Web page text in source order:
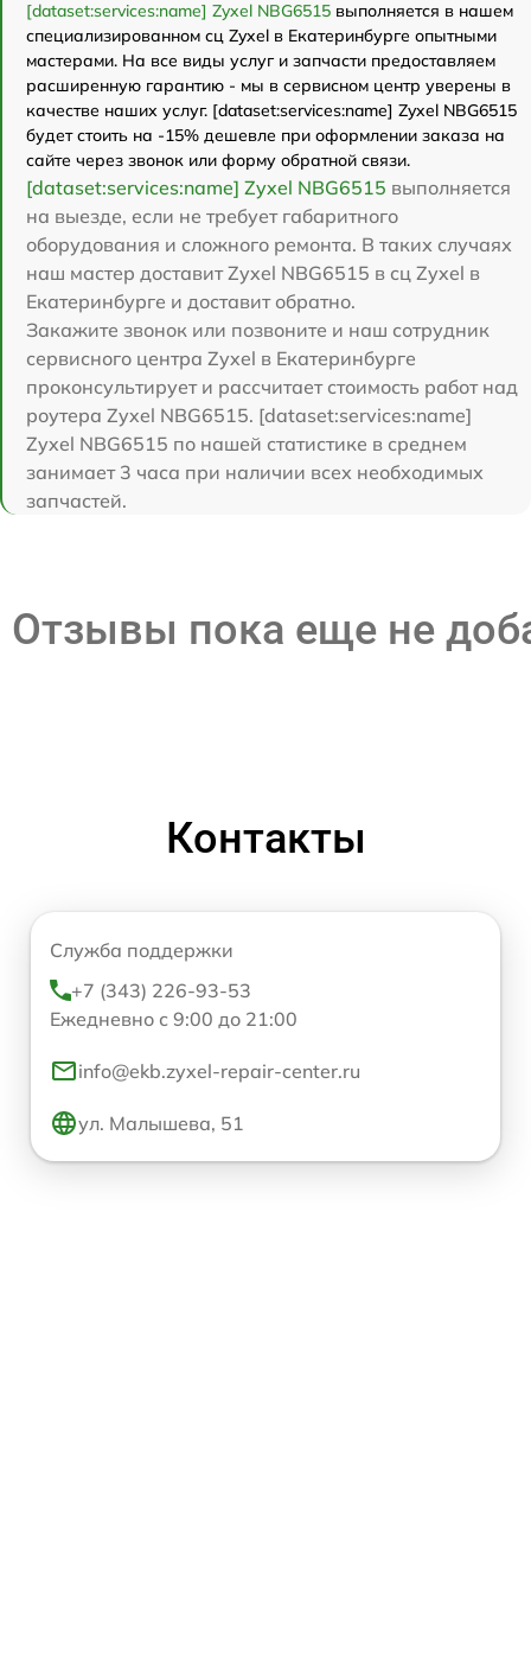
[dataset:services:name] Zyxel NBG6515 выполняется в нашем
специализированном сц Zyxel в Екатеринбурге опытными
мастерами. На все виды услуг и запчасти предоставляем
расширенную гарантию - мы в сервисном центр уверены в
качестве наших услуг. [dataset:services:name] Zyxel NBG6515
будет стоить на -15% дешевле при оформлении заказа на
сайте через звонок или форму обратной связи.
[dataset:services:name] Zyxel NBG6515 выполняется
на выезде, если не требует габаритного
оборудования и сложного ремонта. В таких случаях
наш мастер доставит Zyxel NBG6515 в сц Zyxel в
Екатеринбурге и доставит обратно.
Закажите звонок или позвоните и наш сотрудник
сервисного центра Zyxel в Екатеринбурге
проконсультирует и рассчитает стоимость работ над
роутера Zyxel NBG6515. [dataset:services:name]
Zyxel NBG6515 по нашей статистике в среднем
занимает 3 часа при наличии всех необходимых
запчастей.
Отзывы пока еще не
Контакты
Служба поддержки
+7 (343) 226-93-53
Ежедневно с 9:00 до 21:00
info@ekb.zyxel-repair-center.ru
ул. Малышева, 51